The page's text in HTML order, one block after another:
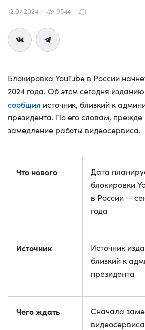
12.07.2024 9544
Блокировка YouTube в России
2024 года. Об этом сегодня изданию
сообщил источник, близкий к
президента. По его словам, прежде
замедление работы видеосервиса.
Что нового
Дата
блокировки
в России —
года
Источник
Источник
близкий к
президента
Чего ждать
Сначала